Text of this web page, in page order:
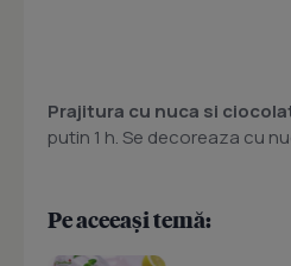
Prajitura cu nuca si
putin 1 h. Se decoreaza cu
Pe aceeași temă: